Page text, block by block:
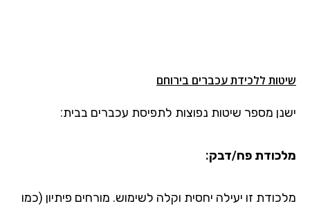
שיטות ללכידת עכברים בירוחם
ישנן מספר שיטות נפוצות לתפיסת עכברים בבית:
מלכודת פח/דבק:
מלכודת זו יעילה יחסית וקלה לשימוש. מורחים פיתיון (כמו